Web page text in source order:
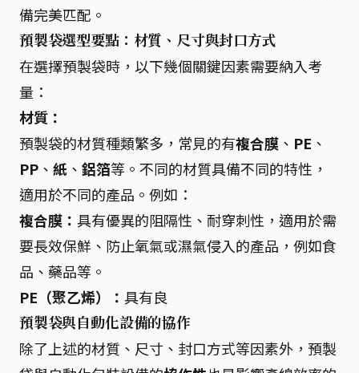
備完美匹配。
預製袋選型要點：材質、尺寸與封口方式
在選擇預製袋時，以下幾個關鍵因素需要納入考
量：
材質：
預製袋的材質種類繁多，常見的有複合膜 、 PE 、
PP 、 紙 、 鋁箔等。不同的材質具備不同的特性，
適用於不同的產品。例如：
複合膜： 具有優異的阻隔性、耐穿刺性，適用於需
要長效保鮮、防止氧氣或濕氣侵入的產品，例如食
品、藥品等。
PE（聚乙烯）： 具有良
預製袋與自動化設備的協作
除了上述的材質、尺寸、封口方式等因素外，預製